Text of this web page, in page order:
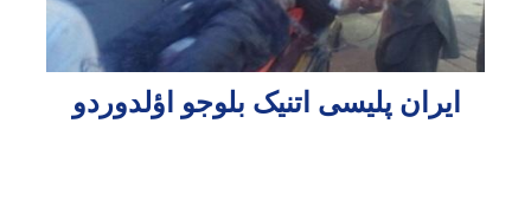
ایران پلیسی اتنیک بلوجو اؤلدوردو